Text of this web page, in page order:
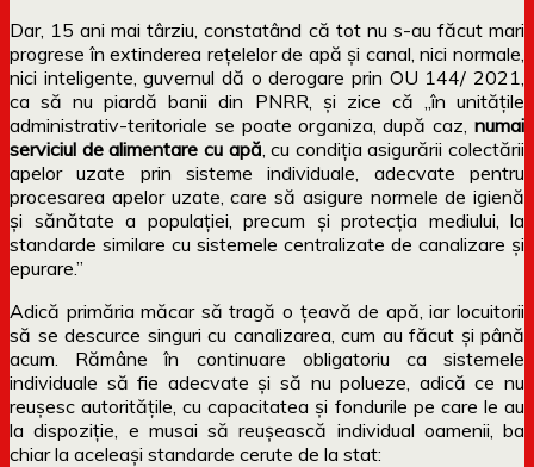
Dar, 15 ani mai târziu, constatând că tot nu s-au făcut mari
progrese în extinderea rețelelor de apă și canal, nici normale,
nici inteligente, guvernul dă o derogare prin OU 144/ 2021,
ca să nu piardă banii din PNRR, și zice că „în unitățile
administrativ-teritoriale se poate organiza, după caz, numai
serviciul de alimentare cu apă , cu condiția asigurării colectării
apelor uzate prin sisteme individuale, adecvate pentru
procesarea apelor uzate, care să asigure normele de igienă
și sănătate a populației, precum și protecția mediului, la
standarde similare cu sistemele centralizate de canalizare și
epurare.”
Adică primăria măcar să tragă o țeavă de apă, iar locuitorii
să se descurce singuri cu canalizarea, cum au făcut și până
acum. Rămâne în continuare obligatoriu ca sistemele
individuale să fie adecvate și să nu polueze, adică ce nu
reușesc autoritățile, cu capacitatea și fondurile pe care le au
la dispoziție, e musai să reușească individual oamenii, ba
chiar la aceleași standarde cerute de la stat: